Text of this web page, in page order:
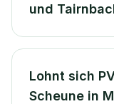
und
Lohnt sich
Scheune in